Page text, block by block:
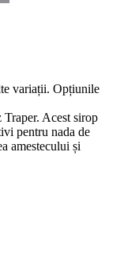
variații. Opțiunile
Acest sirop
pentru nada de
amestecului și